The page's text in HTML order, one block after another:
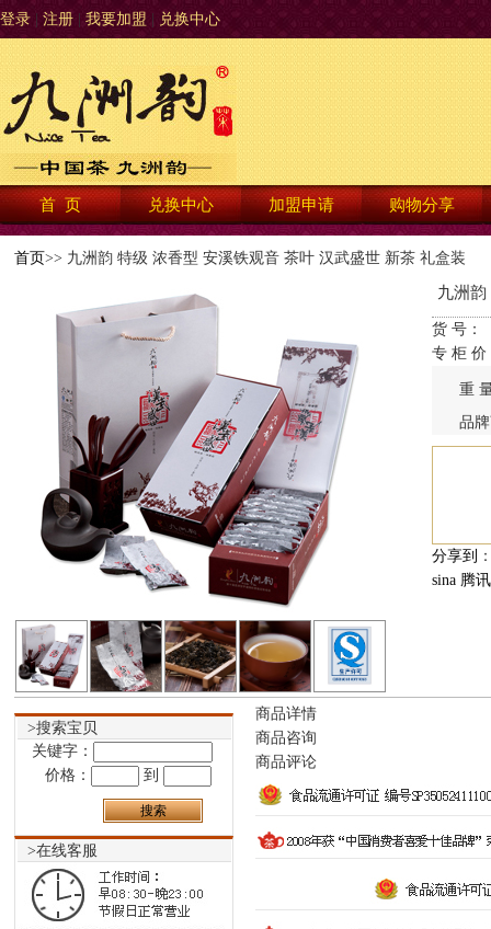
登录 注册 我要加盟 兑换中心
首 页 兑换中心 加盟申请 购物分享
首页>> 九洲韵 特级 浓香型 安溪铁观音 茶叶 汉武盛世 新茶 礼盒装
九洲
货 号：
专 柜 价
重
品
分享到
sina 腾
>搜索宝贝
关键字：
价格：
到
>在线客服
商品详情
商品咨询
商品评论